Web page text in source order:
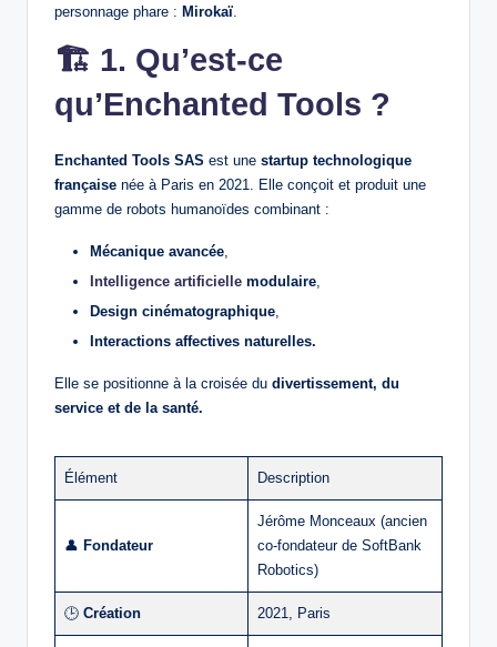
personnage phare : Mirokaï
🏗️ 1. Qu’est‑ce
qu’Enchanted Tools ?
Enchanted Tools SAS est une startup technologique
française née à Paris en 2021. Elle conçoit et produit une
gamme de robots humanoïdes combinant :
Mécanique avancée
Intelligence artificielle modulaire,
Design cinématographique,
Interactions affectives naturelles.
Elle se positionne à la croisée du divertissement, du
service et de la santé.
Élément Description
👤 Fondateur
Jérôme Monceaux (ancien
co‑fondateur de SoftBank
Robotics)
🕒 Création 2021, Paris